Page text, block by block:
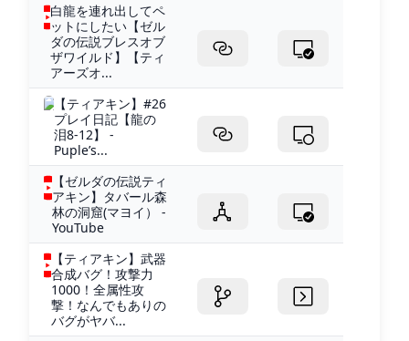
白龍を連れ出してペ
ットにしたい【ゼル
ダの伝説ブレスオブ
ザワイルド】【ティ
アーズオ...
【ティアキン】#26
プレイ日記【龍の
泪8-12】 -
Puple’s...
【ゼルダの伝説ティ
アキン】タバール森
林の洞窟(マヨイ） -
YouTube
【ティアキン】武器
合成バグ！攻撃力
1000！全属性攻
撃！なんでもありの
バグがヤバ...